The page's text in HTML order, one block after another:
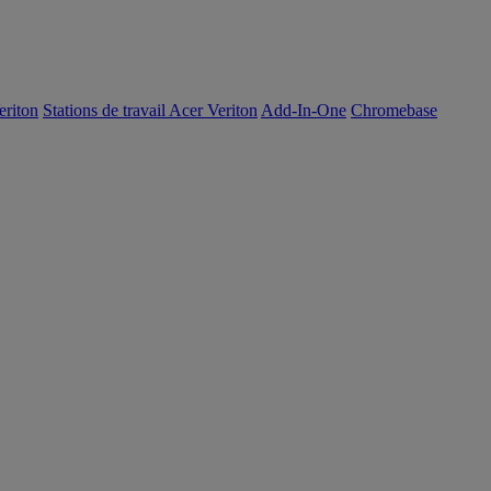
Stations de travail Acer Veriton Add-In-One Chromebase